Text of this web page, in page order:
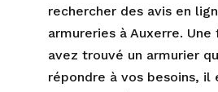
rechercher des avis en
armureries à Auxerre.
avez trouvé un armurier
répondre à vos besoins, il